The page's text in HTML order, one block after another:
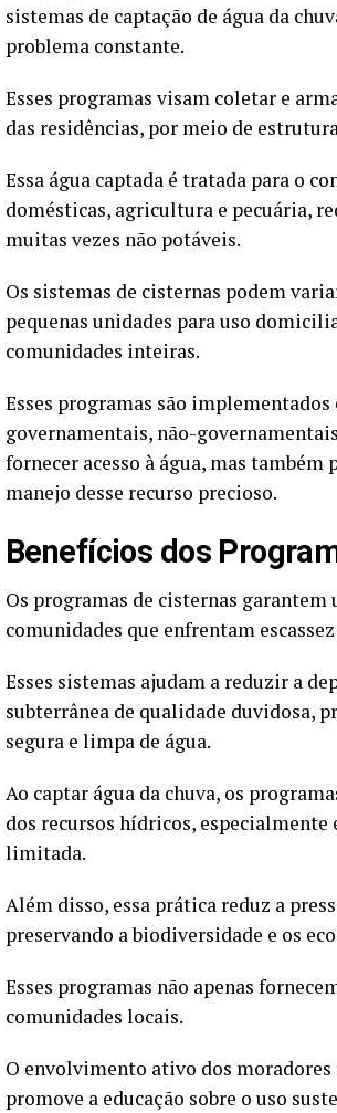
sistemas de captação de água da
problema constante.
Esses programas visam coletar e
das residências, por meio de
Essa água captada é tratada para o
domésticas, agricultura e pecuária,
muitas vezes não potáveis.
Os sistemas de cisternas podem
pequenas unidades para uso
comunidades inteiras.
Esses programas são
governamentais, não-
fornecer acesso à água, mas
manejo desse recurso precioso.
Benefícios dos
Os programas de cisternas
comunidades que enfrentam
Esses sistemas ajudam a reduzir a
subterrânea de qualidade duvidosa,
segura e limpa de água.
Ao captar água da chuva, os
dos recursos hídricos, especialmente
limitada.
Além disso, essa prática reduz a
preservando a biodiversidade e os
Esses programas não apenas
comunidades locais.
O envolvimento ativo dos
promove a educação sobre o uso